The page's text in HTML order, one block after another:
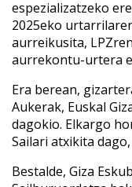
espezializatzeko
2025eko
aurreikusita,
aurrekontu-urtera
Era berean,
Aukerak, Euskal
dagokio. Elkargo
Sailari atxikita
Bestalde, Giza